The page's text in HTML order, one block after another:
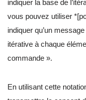
indiquer la base de
vous pouvez utiliser
indiquer qu’un
itérative à chaque
commande ».
En utilisant cette